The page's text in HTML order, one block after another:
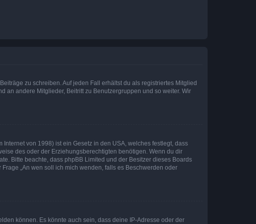
zu schreiben. Auf jeden Fall erhältst du als registriertes Mitglied
an andere Mitglieder, Beitritt zu Benutzergruppen und so weiter. Wir
von 1998) ist ein Gesetz in den USA, welches festlegt, dass
des oder der Erziehungsberechtigten benötigen. Wenn du dir
Bitte beachte, dass phpBB Limited und der Besitzer dieses Boards
„An wen soll ich mich wenden, falls es Beschwerden oder
können. Es könnte auch sein, dass deine IP-Adresse oder der